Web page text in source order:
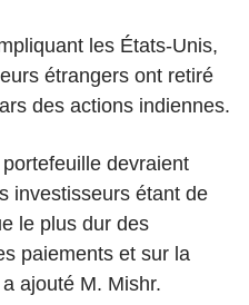
les États-Unis,
étrangers ont retiré
des actions indiennes.
devraient
investisseurs étant de
le plus dur des
paiements et sur la
ajouté M. Mishr.